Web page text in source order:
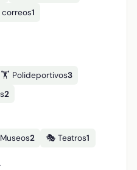
1
🏋️ Polideportivos3
2
2 🎭 Teatros1